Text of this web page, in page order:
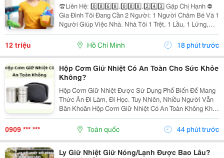
☎️Liên Hệ: 0️⃣8️⃣6️⃣8️⃣.0️⃣8️⃣8️⃣.2️⃣4️⃣3️⃣ Gặp Chị Hạnh ⛔
Gia Đình Tôi Đang Cần 2 Người: 1 Người Chăm Bé Và 1
Người Giúp Việc Nhà. Nhà Tôi 1 Trệt, 1 Lầu, 1 Lửng,
Nhà Có 2 Vợ Chồng Và 2 Con. 1 Đứa Hơn 6 Tháng 1
Đứa 5 Tuổi Đã Đi Học Chiều Tối Mới Về....
12 triệu Hồ Chí Minh 18 phút trước
Hộp Cơm Giữ Nhiệt Có An Toàn Cho Sức Khỏe
Không?
Hộp Cơm Giữ Nhiệt Được Sử Dụng Phổ Biến Để Mang
Thức Ăn Đi Làm, Đi Học. Tuy Nhiên, Nhiều Người Vẫn
Băn Khoăn Hộp Cơm Giữ Nhiệt Có An Toàn Không Khi
Dùng Thường Xuyên. Cùng Tìm Hiểu Những Yếu Tố
Cần Lưu Ý Trước Khi Lựa Chọn Nhé! 1. Độ An Toàn
0909 *** *** Toàn quốc 44 phút trước
Ly Giữ Nhiệt Giữ Nóng/Lạnh Được Bao Lâu?